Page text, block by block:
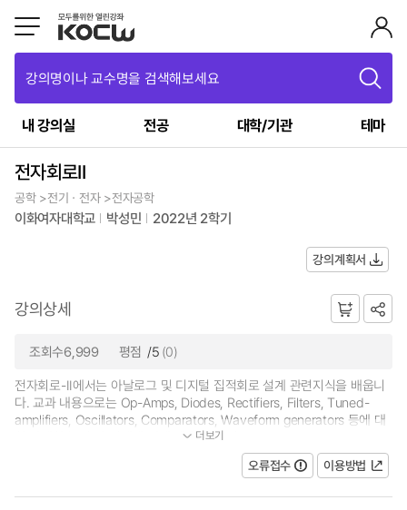
강의명이나 교수명을 검색해보세요
내 강의실 전공 대학/기관 테마
전자회로II
공학 >전기ㆍ전자 >전자공학
이화여자대학교 박성민 2022년 2학기
강의계획서
강의상세
조회수6,999 평점 /5 (0)
전자회로-II에서는 아날로그 및 디지털 집적회로 설계 관련지식을 배웁니
다. 교과 내용으로는 Op-Amps, Diodes, Rectifiers, Filters, Tuned-
amplifiers, Oscillators, Comparators, Waveform generators 등에 대
한 상세한 분석 및 설계에 대해 배웁니다. 이...
더보기
오류접수 이용방법